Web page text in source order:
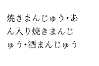
焼きまんじゅう・あ
ん入り焼きまんじ
ゅう・酒まんじゅう